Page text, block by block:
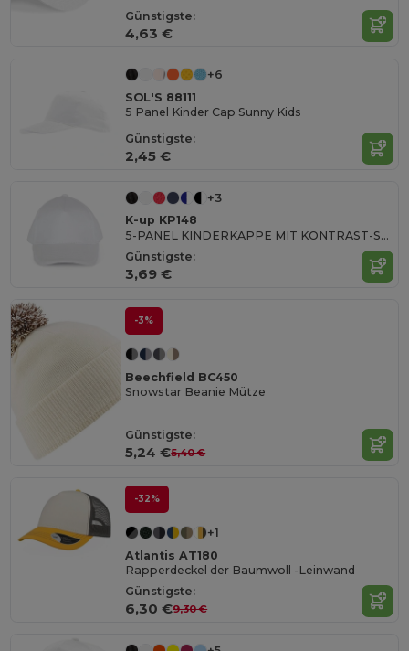
Günstigste:
4,63 €
+6
SOL'S 88111
5 Panel Kinder Cap Sunny Kids
Günstigste:
2,45 €
+3
K-up KP148
5-PANEL KINDERKAPPE MIT KONTRAST-SANDWICHSCHIRM
Günstigste:
3,69 €
-3%
Beechfield BC450
Snowstar Beanie Mütze
Günstigste:
5,24 €5,40 €
-32%
+1
Atlantis AT180
Rapperdeckel der Baumwoll -Leinwand
Günstigste:
6,30 €9,30 €